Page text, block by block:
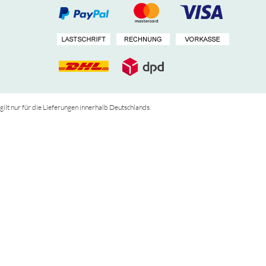
nur für die Lieferungen innerhalb Deutschlands.